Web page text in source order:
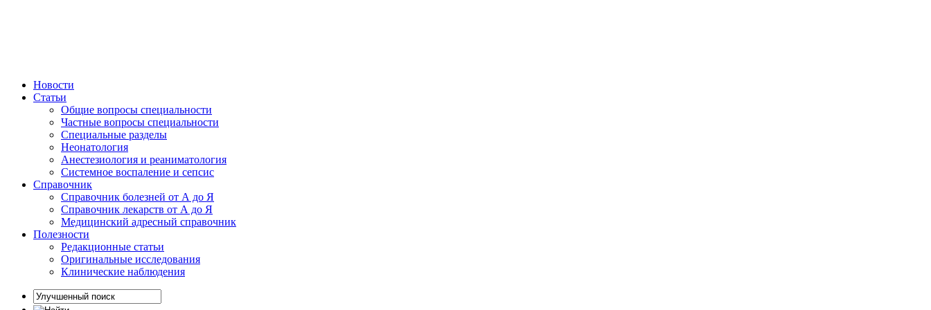
Новости
Статьи
Общие вопросы специальности
Частные вопросы специальности
Специальные разделы
Неонатология
Анестезиология и реаниматология
Системное воспаление и сепсис
Справочник
Справочник болезней от А до Я
Справочник лекарств от А до Я
Медицинский адресный справочник
Полезности
Редакционные статьи
Оригинальные исследования
Клинические наблюдения